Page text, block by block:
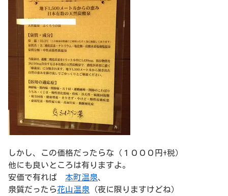
しかし、この価格だったらな（１０００円+税）
他にも良いところは有りますよ。
安価で有れば 本町温泉、
泉質だったら花山温泉 （夜に限りますけどね）